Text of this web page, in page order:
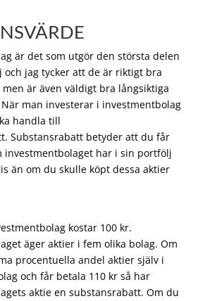
är det som utgör den största delen
jag tycker att de är riktigt bra
är även väldigt bra långsiktiga
man investerar i investmentbolag
handla till
Substansrabatt betyder att du får
investmentbolaget har i sin portfölj
än om du skulle köpt dessa aktier
kostar 100 kr.
äger aktier i fem olika bolag. Om
procentuella andel aktier själv i
och får betala 110 kr så har
aktie en substansrabatt. Om du